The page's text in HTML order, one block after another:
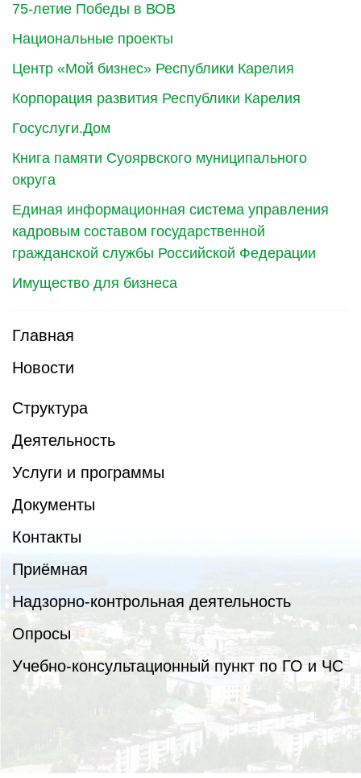
75-летие Победы в ВОВ
Национальные проекты
Центр «Мой бизнес» Республики Карелия
Корпорация развития Республики Карелия
Госуслуги.Дом
Книга памяти Суоярвского муниципального
округа
Единая информационная система управления
кадровым составом государственной
гражданской службы Российской Федерации
Имущество для бизнеса
Главная
Новости
Структура
Деятельность
Услуги и программы
Документы
Контакты
Приёмная
Надзорно-контрольная деятельность
Опросы
Учебно-консультационный пункт по ГО и ЧС